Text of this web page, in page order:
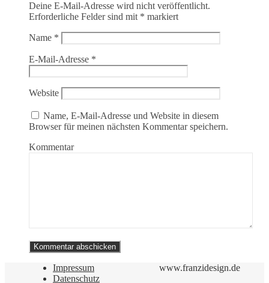
Deine E-Mail-Adresse wird nicht veröffentlicht.
Erforderliche Felder sind mit * markiert
Name *
E-Mail-Adresse *
Website
Name, E-Mail-Adresse und Website in diesem
Browser für meinen nächsten Kommentar speichern.
Kommentar
www.franzidesign.de
Impressum
Datenschutz